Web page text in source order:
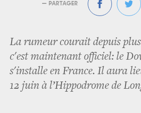
— PARTAGER
La rumeur courait depuis
c'est maintenant officiel: le
s'installe en France. Il aura
12 juin à l’Hippodrome de